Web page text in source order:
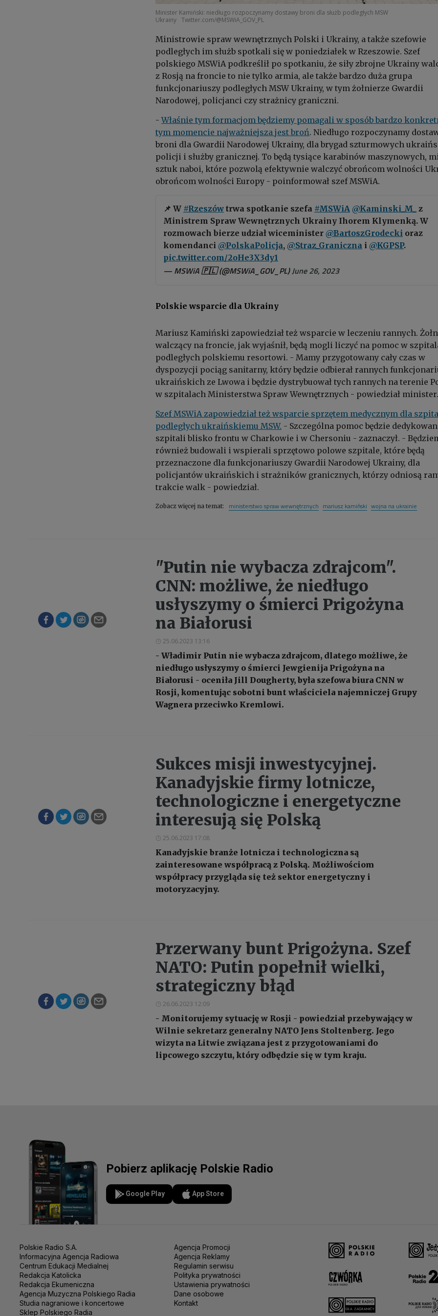
Minister Kamiński: niedługo rozpoczynamy dostawy broni dla służb podległych MSW
Ukrainy Twitter.com/@MSWiA_GOV_PL
Ministrowie spraw wewnętrznych Polski i Ukrainy, a także szefowie
podległych im służb spotkali się w poniedziałek w Rzeszowie. Szef
polskiego MSWiA podkreślił po spotkaniu, że siły zbrojne Ukrainy
z Rosją na froncie to nie tylko armia, ale także bardzo duża grupa
funkcjonariuszy podległych MSW Ukrainy, w tym żołnierze Gwardii
Narodowej, policjanci czy strażnicy graniczni.
- Właśnie tym formacjom będziemy pomagali w sposób bardzo
tym momencie najważniejsza jest broń. Niedługo rozpoczynamy
broni dla Gwardii Narodowej Ukrainy, dla brygad szturmowych
policji i służby granicznej. To będą tysiące karabinów maszynowych,
sztuk naboi, które pozwolą efektywnie walczyć obrońcom wolności
obrońcom wolności Europy - poinformował szef MSWiA.
📌 W #Rzeszów trwa spotkanie szefa #MSWiA @Kaminski_M_
z
Ministrem Spraw Wewnętrznych Ukrainy Ihorem Klymenką. W
rozmowach bierze udział wiceminister @BartoszGrodecki oraz
komendanci @PolskaPolicja, @Straz_Graniczna i @KGPSP.
pic.twitter.com/2oHe3X3dy1
— MSWiA 🇵🇱 (@MSWiA_GOV_PL)June 26, 2023
Polskie wsparcie dla Ukrainy
Mariusz Kamiński zapowiedział też wsparcie w leczeniu rannych.
walczący na froncie, jak wyjaśnił, będą mogli liczyć na pomoc w
podległych polskiemu resortowi. - Mamy przygotowany cały czas w
dyspozycji pociąg sanitarny, który będzie odbierał rannych
ukraińskich ze Lwowa i będzie dystrybuował tych rannych na terenie
w szpitalach Ministerstwa Spraw Wewnętrznych - powiedział minister.
Szef MSWiA zapowiedział też wsparcie sprzętem medycznym dla
podległych ukraińskiemu MSW. - Szczególna pomoc będzie
szpitali blisko frontu w Charkowie i w Chersoniu - zaznaczył. -
również budowali i wspierali sprzętowo polowe szpitale, które będą
przeznaczone dla funkcjonariuszy Gwardii Narodowej Ukrainy, dla
policjantów ukraińskich i strażników granicznych, którzy odniosą
trakcie walk - powiedział.
Zobacz więcej na temat: ministerstwo spraw wewnętrznych mariusz kamiński wojna na ukrainie
"Putin nie wybacza zdrajcom".
CNN: możliwe, że niedługo
usłyszymy o śmierci Prigożyna
na Białorusi
25.06.2023 13:16
- Władimir Putin nie wybacza zdrajcom, dlatego możliwe, że
niedługo usłyszymy o śmierci Jewgienija Prigożyna na
Białorusi - oceniła Jill Dougherty, była szefowa biura CNN w
Rosji, komentując sobotni bunt właściciela najemniczej Grupy
Wagnera przeciwko Kremlowi.
Sukces misji inwestycyjnej.
Kanadyjskie firmy lotnicze,
technologiczne i energetyczne
interesują się Polską
25.06.2023 17:08
Kanadyjskie branże lotnicza i technologiczna są
zainteresowane współpracą z Polską. Możliwościom
współpracy przygląda się też sektor energetyczny i
motoryzacyjny.
Przerwany bunt Prigożyna. Szef
NATO: Putin popełnił wielki,
strategiczny błąd
26.06.2023 12:09
- Monitorujemy sytuację w Rosji - powiedział przebywający w
Wilnie sekretarz generalny NATO Jens Stoltenberg. Jego
wizyta na Litwie związana jest z przygotowaniami do
lipcowego szczytu, który odbędzie się w tym kraju.
Pobierz aplikację Polskie Radio
Google Play App Store
Polskie Radio S.A.
Informacyjna Agencja Radiowa
Centrum Edukacji Medialnej
Redakcja Katolicka
Redakcja Ekumeniczna
Agencja Muzyczna Polskiego Radia
Studia nagraniowe i koncertowe
Sklep Polskiego Radia
Agencja Promocji
Agencja Reklamy
Regulamin serwisu
Polityka prywatności
Ustawienia prywatności
Dane osobowe
Kontakt